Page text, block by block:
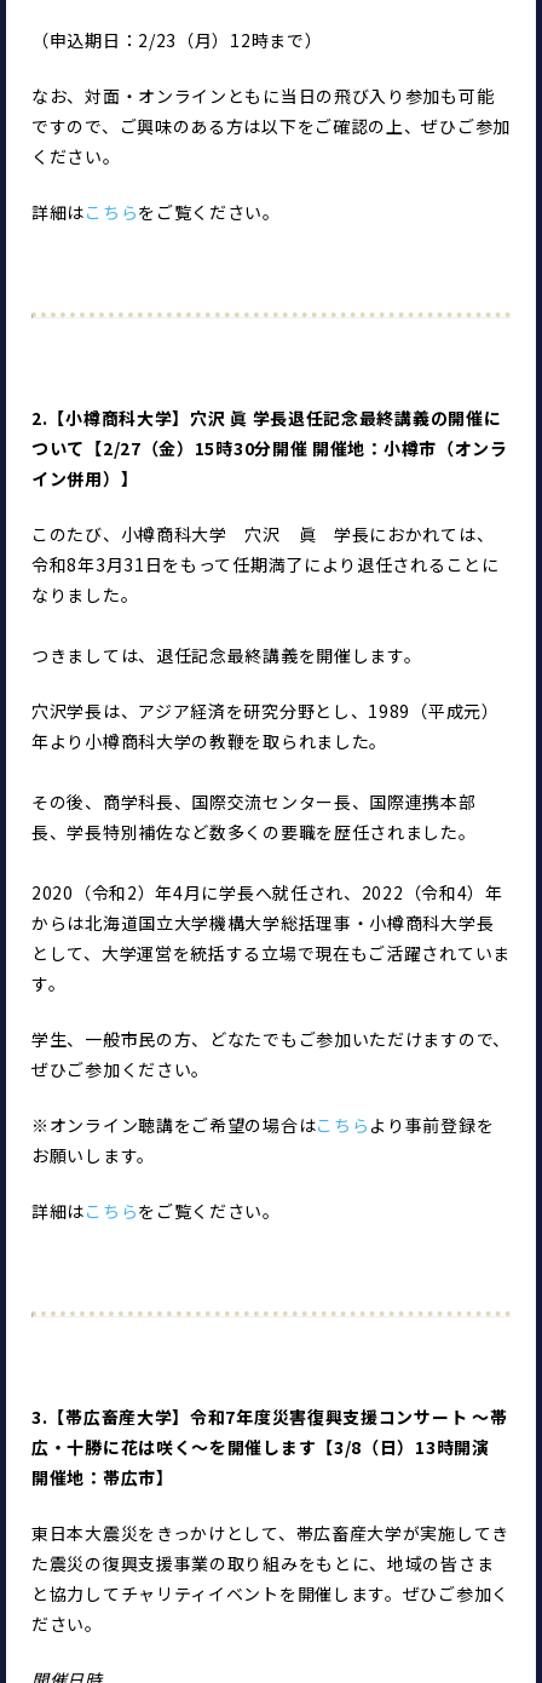
（申込期日：2/23（月）12時まで）
なお、対面・オンラインともに当日の飛び入り参加も可能
ですので、ご興味のある方は以下をご確認の上、ぜひご参加
ください。
詳細はこちらをご覧ください。
2. 【小樽商科大学】穴沢 眞 学長退任記念最終講義の開催に
ついて【2/27（金）15時30分開催 開催地：小樽市（オンラ
イン併用） 】
このたび、小樽商科大学　穴沢　眞　学長におかれては、
令和8年3月31日をもって任期満了により退任されることに
なりました。
つきましては、退任記念最終講義を開催します。
穴沢学長は、アジア経済を研究分野とし、1989（平成元）
年より小樽商科大学の教鞭を取られました。
その後、商学科長、国際交流センター長、国際連携本部
長、学長特別補佐など数多くの要職を歴任されました。
2020（令和2）年4月に学長へ就任され、2022（令和4）年
からは北海道国立大学機構大学総括理事・小樽商科大学長
として、大学運営を統括する立場で現在もご活躍されていま
す。
学生、一般市民の方、どなたでもご参加いただけますので、
ぜひご参加ください。
※オンライン聴講をご希望の場合はこちら より事前登録を
お願いします。
詳細はこちらをご覧ください。
3.【帯広畜産大学】令和7年度災害復興支援コンサート ～帯
広・十勝に花は咲く～を開催します【3/8（日）13時開演
開催地：帯広市】
東日本大震災をきっかけとして、帯広畜産大学が実施してき
た震災の復興支援事業の取り組みをもとに、地域の皆さま
と協力してチャリティイベントを開催します。ぜひご参加く
ださい。